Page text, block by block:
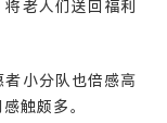
老人们送回福利
小分队也倍感高
触颇多。